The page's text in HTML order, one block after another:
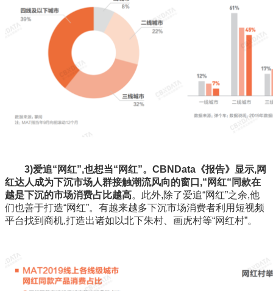
3)爱追“网红”,也想当“网红”。CBNData《报告》显示,网
红达人成为下沉市场人群接触潮流风向的窗口,“网红“同款在
越是下沉的市场消费占比越高。此外,除了爱追“网红”之余,他
们也善于打造“网红”。有越来越多下沉市场消费者利用短视频
平台找到商机,打造出诸如以北下朱村、画虎村等“网红村”。